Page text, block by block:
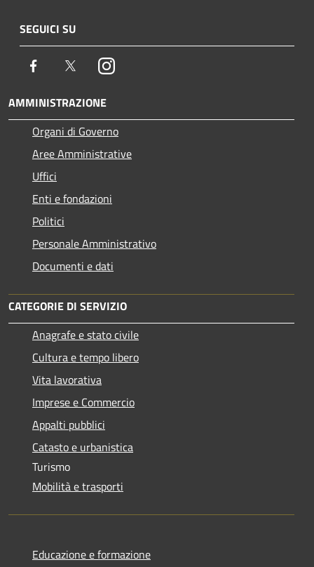
SEGUICI SU
Facebook TwitterInstagram
AMMINISTRAZIONE
Organi di Governo
Aree Amministrative
Uffici
Enti e fondazioni
Politici
Personale Amministrativo
Documenti e dati
CATEGORIE DI SERVIZIO
Anagrafe e stato civile
Cultura e tempo libero
Vita lavorativa
Imprese e Commercio
Appalti pubblici
Catasto e urbanistica
Turismo
Mobilità e trasporti
Educazione e formazione